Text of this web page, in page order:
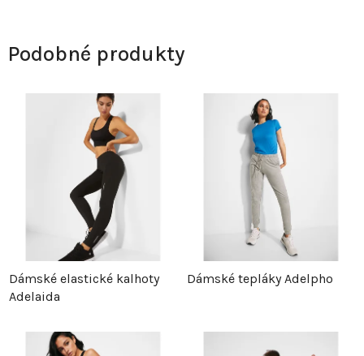
Podobné produkty
Dámské elastické kalhoty
Adelaida
Dámské tepláky Adelpho